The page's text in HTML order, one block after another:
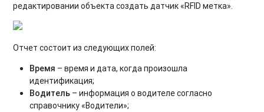
Отчёт по заданиям
Отчёт по рабочему времени
Отчет по агрозонам
Отчет по агрозонам - общие показатели
редактировании объекта создать датчик «RFID метка».
Отчет состоит из следующих полей:
Время – время и дата, когда произошла
идентификация;
Водитель – информация о водителе согласно
справочнику «Водители»;